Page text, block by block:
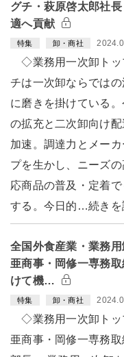
グチ・萩原啓太郎社
適へ貢献
特集 卸・商社
◇業務用一次卸ト
チは一次卸ならでは
に磨きを掛けている
の拡充と二次卸向け
加速。調達力とメー
プを生かし、ニーズ
応商品の普及・定着
する。今日的…続きを
全国外食産業・業務
亜商事・岡修一専務
けて機…
特集 卸・商社
◇業務用一次卸ト
亜商事・岡修一専務